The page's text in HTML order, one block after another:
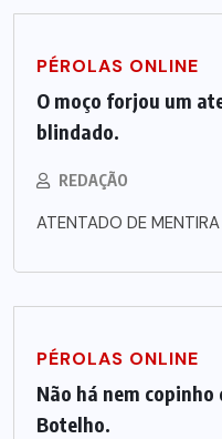
PÉROLAS ONLINE
O moço forjou um
blindado.
REDAÇÃO
ATENTADO DE MENTIRA
PÉROLAS ONLINE
Não há nem
Botelho.